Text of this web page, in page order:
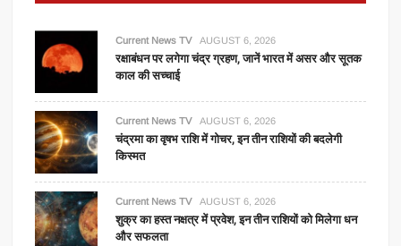
Current News TV AUGUST 6, 2026
रक्षाबंधन पर लगेगा चंद्र ग्रहण, जानें भारत में असर और सूतक
काल की सच्चाई
Current News TV AUGUST 6, 2026
चंद्रमा का वृषभ राशि में गोचर, इन तीन राशियों की बदलेगी
किस्मत
Current News TV AUGUST 6, 2026
शुक्र का हस्त नक्षत्र में प्रवेश, इन तीन राशियों को मिलेगा धन
और सफलता